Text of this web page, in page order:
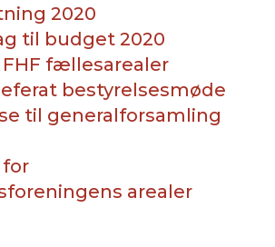
2020
til budget 2020
fællesarealer
bestyrelsesmøde
til generalforsamling
for
arealer